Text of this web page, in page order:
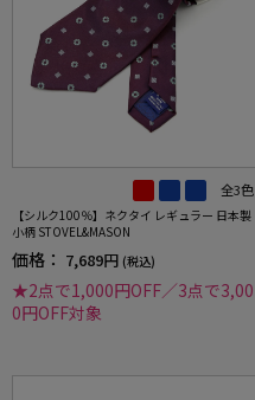
全3色
【シルク100％】ネクタイ レギュラー 日本製
小柄 STOVEL&MASON
価格： 7,689円 (税込)
★2点で1,000円OFF／3点で3,00
0円OFF対象